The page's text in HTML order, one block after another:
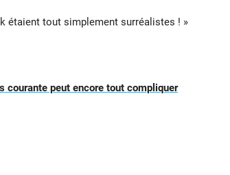
étaient tout simplement surréalistes ! »
courante peut encore tout compliquer